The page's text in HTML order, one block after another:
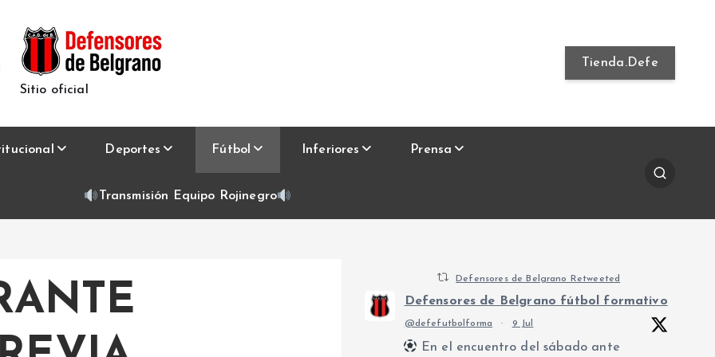
Sitio oficial
Tienda.Defe
Deportes Fútbol Inferiores Prensa
Transmisión Equipo Rojinegro
Defensores de Belgrano Retweeted
Defensores de Belgrano fútbol formativo
@defefutbolforma · 9 Jul
En el encuentro del sábado ante